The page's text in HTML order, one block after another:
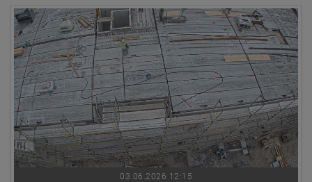
03.06.2026 12:15